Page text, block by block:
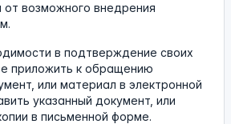
от возможного внедрения
в подтверждение своих
приложить к обращению
или материал в электронной
указанный документ, или
в письменной форме.